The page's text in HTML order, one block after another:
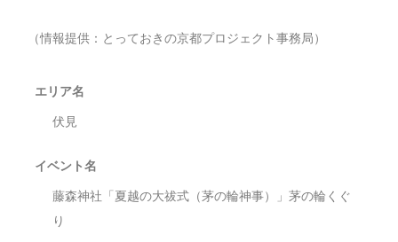
（情報提供：とっておきの京都プロジェクト事務局）
エリア名
伏見
イベント名
藤森神社「夏越の大祓式（茅の輪神事）」茅の輪くぐ
り